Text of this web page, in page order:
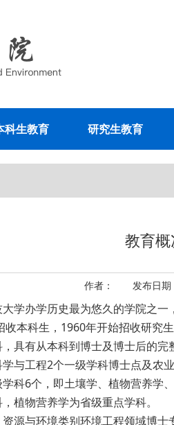
科生教育 研究生教育
教育概
作者： 发布日期
学办学历史最为悠久的学院之
本科生，1960年开始招收研究生
具有从本科到博士及博士后的完
与工程2个一级学科博士点及农
科6个，即土壤学、植物营养学
植物营养学为省级重点学科。
源与环境类别环境工程领域博